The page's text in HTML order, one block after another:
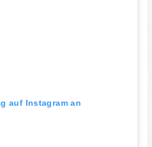
auf Instagram an